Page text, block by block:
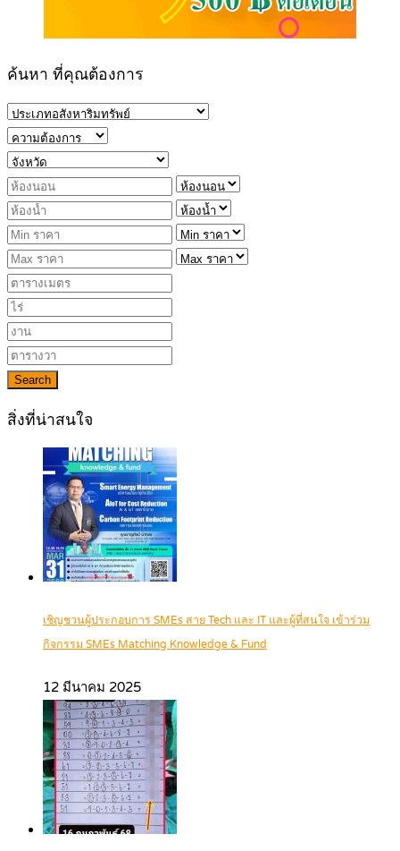
ค้นหา ที่คุณต้องการ
Search
สิ่งที่น่าสนใจ
เชิญชวนผู้ประกอบการ SMEs สาย Tech และ IT และผู้ที่สนใจ เข้าร่วม
กิจกรรม SMEs Matching Knowledge & Fund
12 มีนาคม 2025